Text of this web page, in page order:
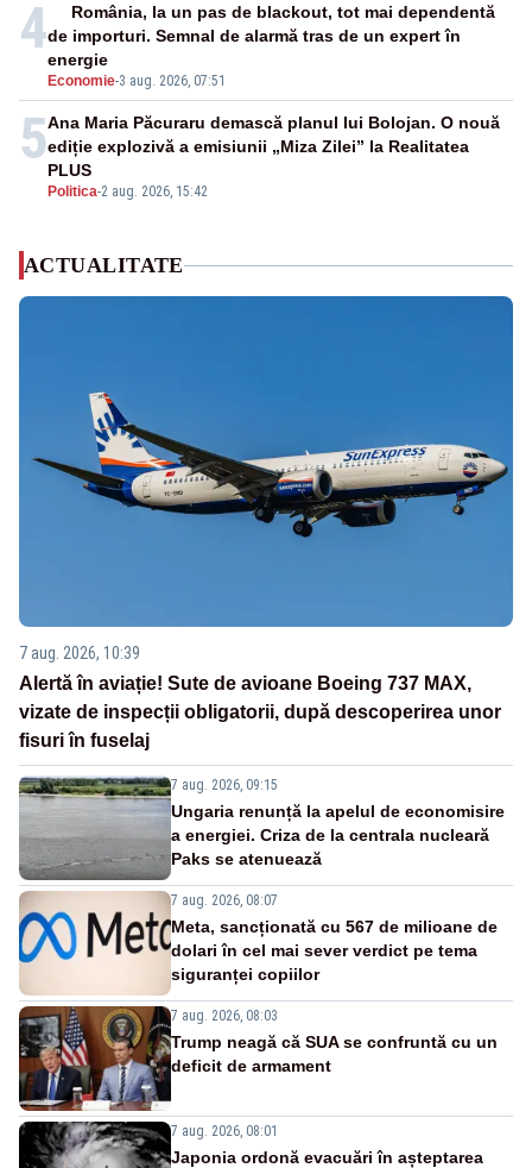
4
Economie-3 aug. 2026, 07:51
România, la un pas de blackout, tot mai dependentă
de importuri. Semnal de alarmă tras de un expert în
energie
5
Politica-2 aug. 2026, 15:42
Ana Maria Păcuraru demască planul lui Bolojan. O nouă
ediție explozivă a emisiunii „Miza Zilei” la Realitatea
PLUS
ACTUALITATE
7 aug. 2026, 10:39
Alertă în aviație! Sute de avioane Boeing 737 MAX,
vizate de inspecții obligatorii, după descoperirea unor
fisuri în fuselaj
7 aug. 2026, 09:15
Ungaria renunță la apelul de economisire
a energiei. Criza de la centrala nucleară
Paks se atenuează
7 aug. 2026, 08:07
Meta, sancționată cu 567 de milioane de
dolari în cel mai sever verdict pe tema
siguranței copiilor
7 aug. 2026, 08:03
Trump neagă că SUA se confruntă cu un
deficit de armament
7 aug. 2026, 08:01
Japonia ordonă evacuări în așteptarea